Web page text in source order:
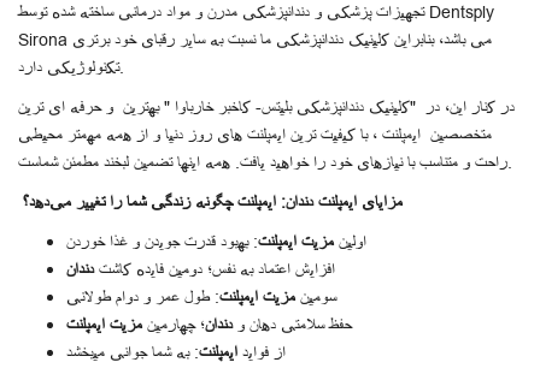
تجهیزات پزشکی و دندانپزشکی مدرن و مواد درمانی ساخته شده توسط Dentsply
Sirona می باشد، بنابراین کلینیک دندانپزشکی ما نسبت به سایر رقبای خود برتری
تکنولوژیکی دارد.
در کنار این، در "کلینیک دندانپزشکی بلیتس- کاخبر خارباوا " بهترین و حرفه ای ترین
متخصصین ایمپلنت ، با کیفیت ترین ایمپلنت های روز دنیا و از همه مهمتر محیطی
راحت و متناسب با نیازهای خود را خواهید یافت. همه اینها تضمین لبخند مطمئن شماست.
مزایای ایمپلنت دندان: ایمپلنت چگونه زندگی شما را تغییر می‌دهد؟
اولین مزیت ایمپلنت: بهبود قدرت جویدن و غذا خوردن
افزایش اعتماد به نفس؛ دومین فایده کاشتدندان
سومین مزیت ایمپلنت: طول عمر و دوام طولانی
حفظ سلامتی دهان ودندان؛ چهارمین مزیت ایمپلنت
از فواید ایمپلنت: به شما جوانی میبخشد